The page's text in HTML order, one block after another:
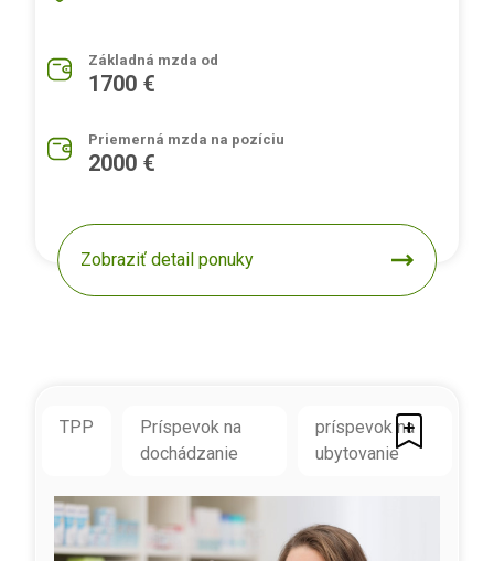
Základná mzda od
1700 €
Priemerná mzda na pozíciu
2000 €
Zobraziť detail ponuky
TPP
Príspevok na
dochádzanie
príspevok na
ubytovanie